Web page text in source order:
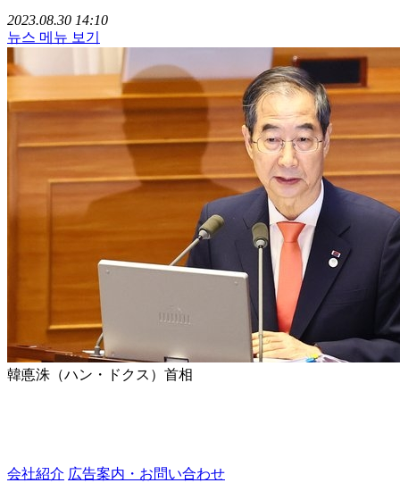
2023.08.30 14:10
뉴스 메뉴 보기
韓悳洙（ハン・ドクス）首相
会社紹介 広告案内・お問い合わせ